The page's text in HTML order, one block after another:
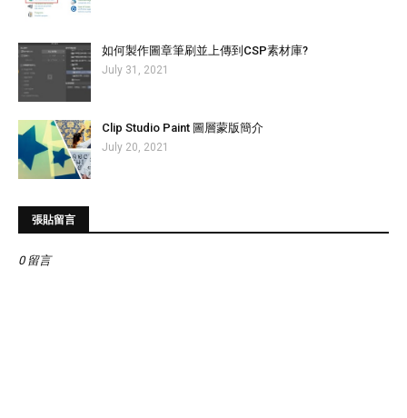
如何製作圖章筆刷並上傳到CSP素材庫?
July 31, 2021
Clip Studio Paint 圖層蒙版簡介
July 20, 2021
張貼留言
0 留言